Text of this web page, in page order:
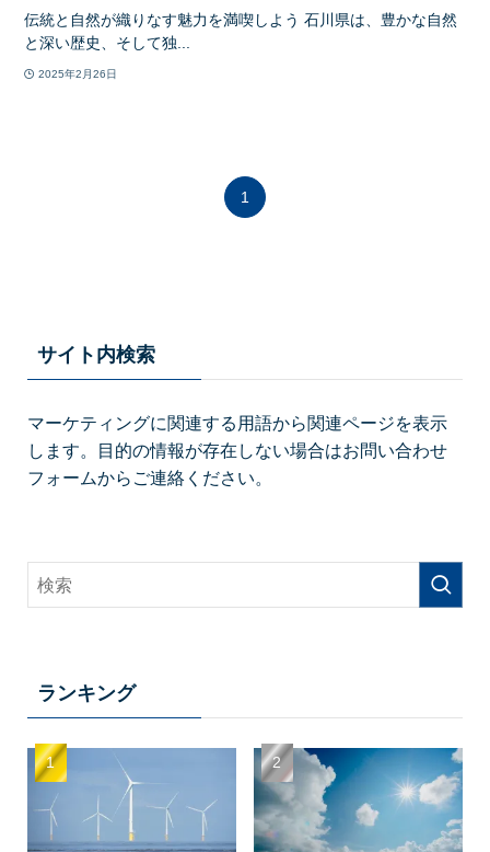
伝統と自然が織りなす魅力を満喫しよう 石川県は、豊かな自然
と深い歴史、そして独...
2025年2月26日
1
サイト内検索
マーケティングに関連する用語から関連ページを表示
します。目的の情報が存在しない場合はお問い合わせ
フォームからご連絡ください。
ランキング